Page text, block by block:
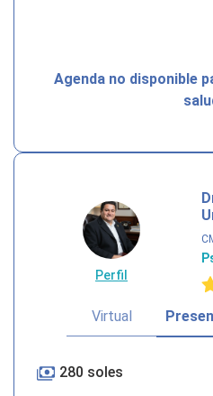
Agenda no disponible
Perfil
Virtual
280 soles